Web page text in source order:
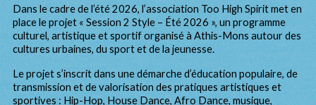
Dans le cadre de l’été 2026, l’association Too High Spirit met en
place le projet « Session 2 Style – Été 2026 », un programme
culturel, artistique et sportif organisé à Athis-Mons autour des
cultures urbaines, du sport et de la jeunesse.
Le projet s’inscrit dans une démarche d’éducation populaire, de
transmission et de valorisation des pratiques artistiques et
sportives : Hip-Hop, House Dance, Afro Dance, musique,